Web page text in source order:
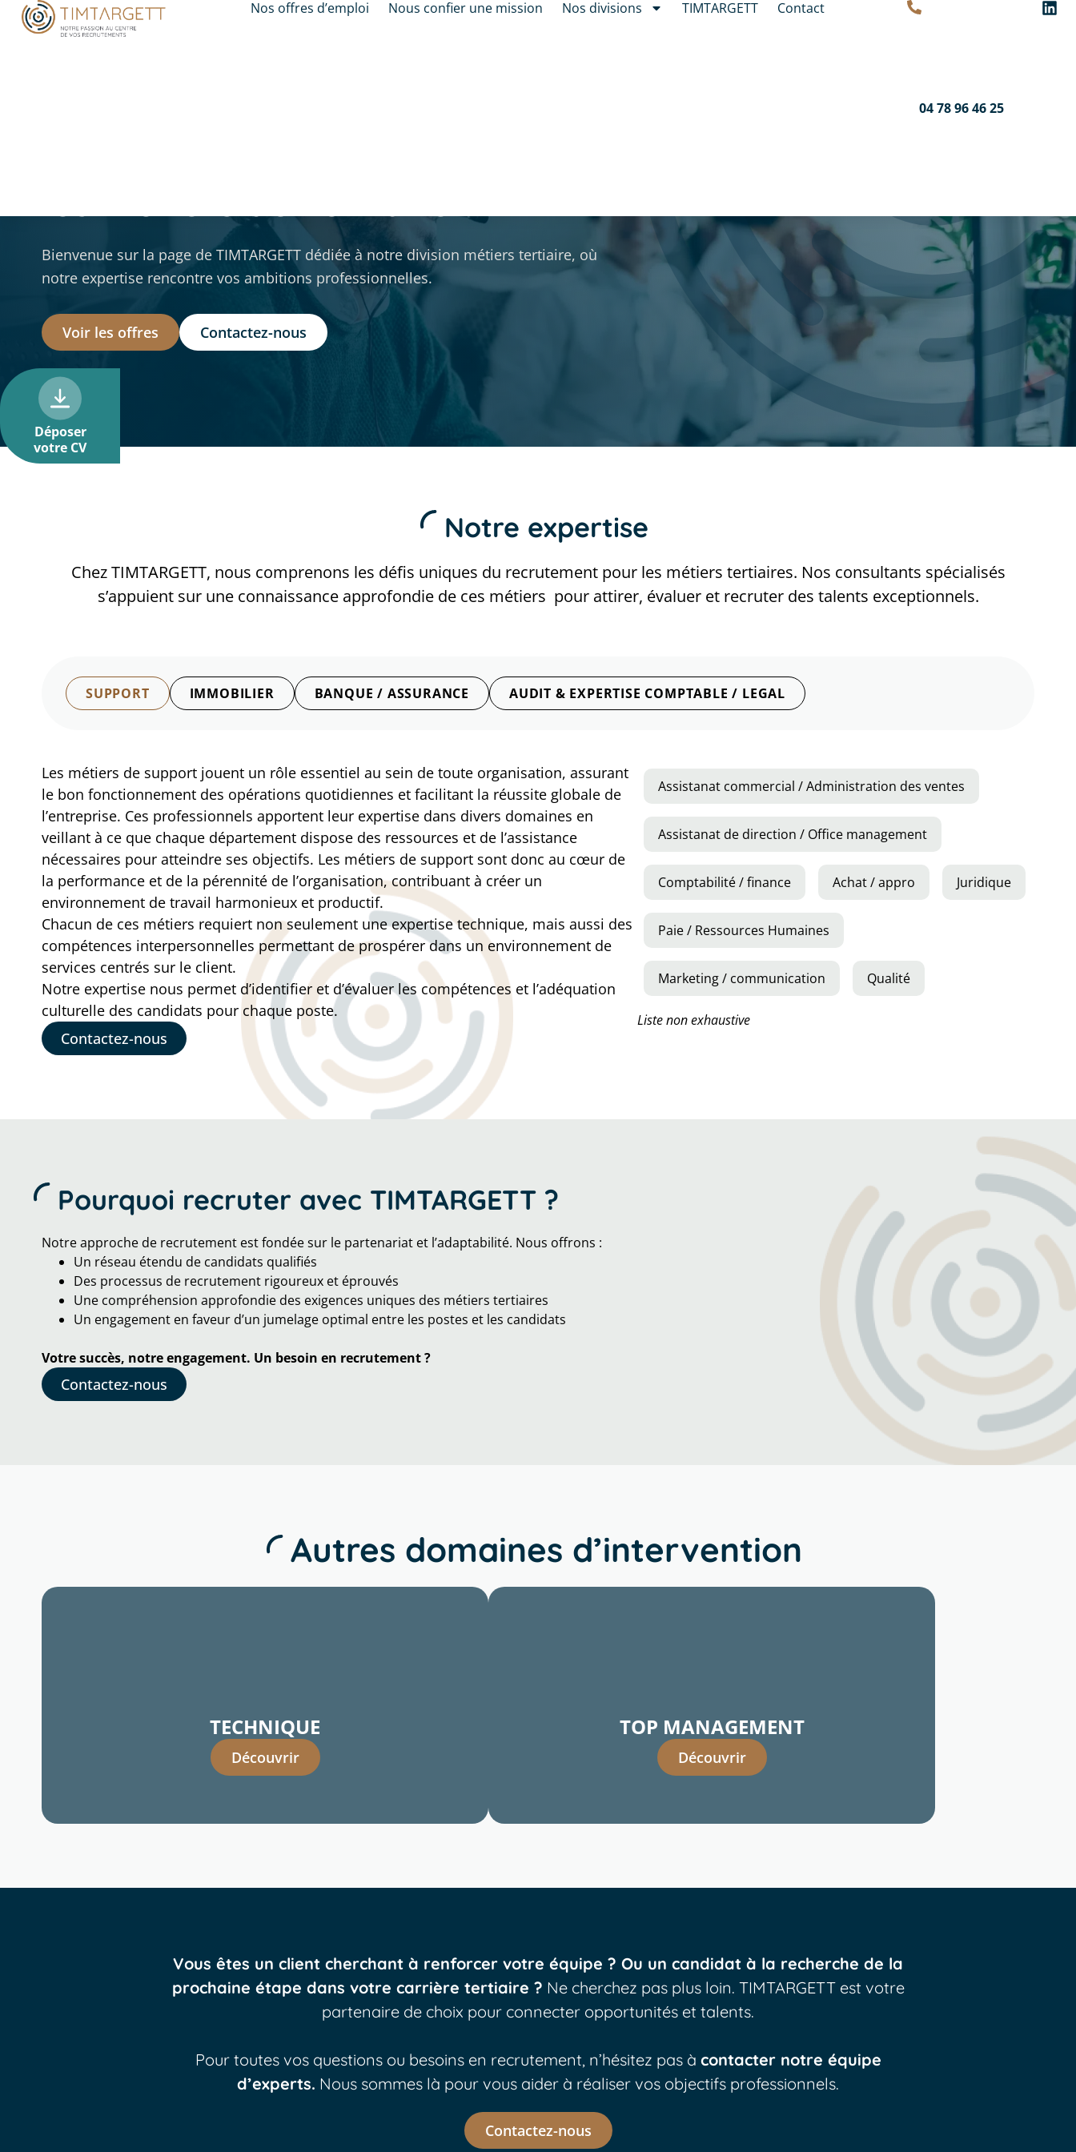
Nos offres d’emploi Nous confier une mission Nos divisions TIMTARGETT Contact
04 78 96 46 25
Déposer
votre CV
Bienvenue sur la page de TIMTARGETT dédiée à notre division métiers tertiaire, où
notre expertise rencontre vos ambitions professionnelles.
Voir les offres Contactez-nous
Notre expertise
Chez TIMTARGETT, nous comprenons les défis uniques du recrutement pour les métiers tertiaires. Nos consultants spécialisés
s’appuient sur une connaissance approfondie de ces métiers pour attirer, évaluer et recruter des talents exceptionnels.
SUPPORT IMMOBILIER BANQUE / ASSURANCE AUDIT & EXPERTISE COMPTABLE / LEGAL
Les métiers de support jouent un rôle essentiel au sein de toute organisation, assurant
le bon fonctionnement des opérations quotidiennes et facilitant la réussite globale de
l’entreprise. Ces professionnels apportent leur expertise dans divers domaines en
veillant à ce que chaque département dispose des ressources et de l’assistance
nécessaires pour atteindre ses objectifs. Les métiers de support sont donc au cœur de
la performance et de la pérennité de l’organisation, contribuant à créer un
environnement de travail harmonieux et productif.
Chacun de ces métiers requiert non seulement une expertise technique, mais aussi des
compétences interpersonnelles permettant de prospérer dans un environnement de
services centrés sur le client.
Notre expertise nous permet d’identifier et d’évaluer les compétences et l’adéquation
culturelle des candidats pour chaque poste.
Contactez-nous
Assistanat commercial / Administration des ventes
Assistanat de direction / Office management
Comptabilité / finance​​​​​​ Achat / appro Juridique
Paie / Ressources Humaines​​​
Marketing / communication Qualité
Liste non exhaustive
Pourquoi recruter avec TIMTARGETT ?
Notre approche de recrutement est fondée sur le partenariat et l’adaptabilité. Nous offrons :
Un réseau étendu de candidats qualifiés
Des processus de recrutement rigoureux et éprouvés
Une compréhension approfondie des exigences uniques des métiers tertiaires
Un engagement en faveur d’un jumelage optimal entre les postes et les candidats
Votre succès, notre engagement. Un besoin en recrutement ?
Contactez-nous
Autres domaines d’intervention
TECHNIQUE
Découvrir
TOP MANAGEMENT
Découvrir
Vous êtes un client cherchant à renforcer votre équipe ? Ou un candidat à la recherche de la
prochaine étape dans votre carrière tertiaire ? Ne cherchez pas plus loin. TIMTARGETT est votre
partenaire de choix pour connecter opportunités et talents.
Pour toutes vos questions ou besoins en recrutement, n’hésitez pas à contacter notre équipe
d’experts. Nous sommes là pour vous aider à réaliser vos objectifs professionnels.
Contactez-nous